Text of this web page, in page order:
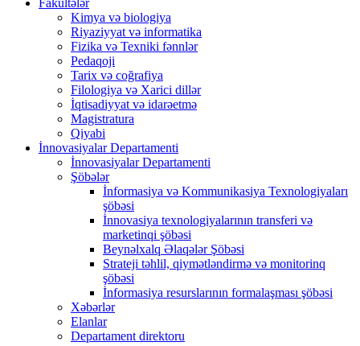
Fakültələr
Kimya və biologiya
Riyaziyyat və informatika
Fizika və Texniki fənnlər
Pedaqoji
Tarix və coğrafiya
Filologiya və Xarici dillər
İqtisadiyyat və idarəetmə
Magistratura
Qiyabi
İnnovasiyalar Departamenti
İnnovasiyalar Departamenti
Şöbələr
İnformasiya və Kommunikasiya Texnologiyaları
şöbəsi
İnnovasiya texnologiyalarının transferi və
marketinqi şöbəsi
Beynəlxalq Əlaqələr Şöbəsi
Strateji təhlil, qiymətləndirmə və monitorinq
şöbəsi
İnformasiya resurslarının formalaşması şöbəsi
Xəbərlər
Elanlar
Departament direktoru